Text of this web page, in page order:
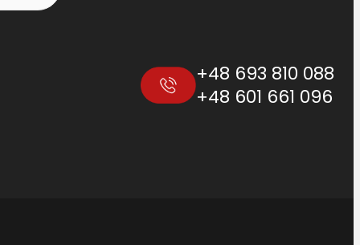
+48 693 810 088
+48 601 661 096